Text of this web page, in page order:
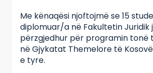
Me kënaqësi njoftojmë se 15
diplomuar/a në Fakultetin Juridik
përzgjedhur për programin tonë
në Gjykatat Themelore të
e tyre.